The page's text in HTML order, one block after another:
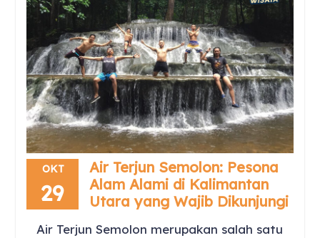
OKT
29
Air Terjun Semolon: Pesona
Alam Alami di Kalimantan
Utara yang Wajib Dikunjungi
Air Terjun Semolon merupakan salah satu